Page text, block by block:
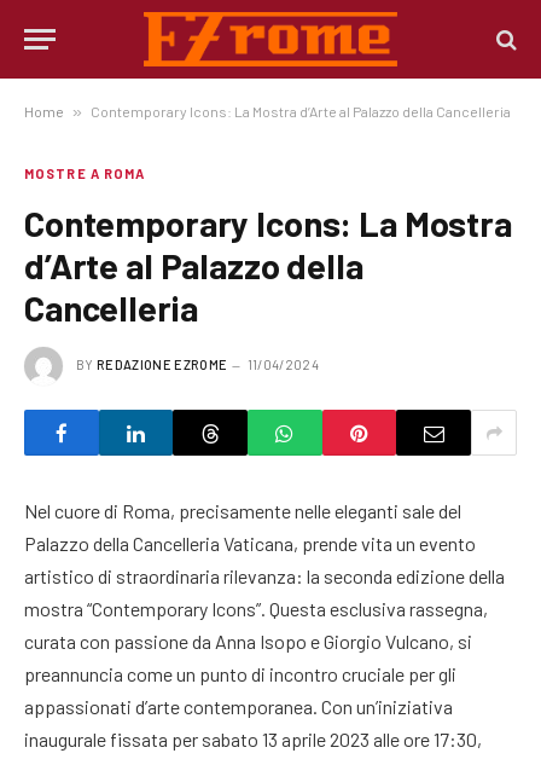
Home » Contemporary Icons: La Mostra d’Arte al Palazzo della Cancelleria
MOSTRE A ROMA
Contemporary Icons: La Mostra
d’Arte al Palazzo della
Cancelleria
BY REDAZIONE EZROME 11/04/2024
Nel cuore di Roma, precisamente nelle eleganti sale del
Palazzo della Cancelleria Vaticana, prende vita un evento
artistico di straordinaria rilevanza: la seconda edizione della
mostra “Contemporary Icons”. Questa esclusiva rassegna,
curata con passione da Anna Isopo e Giorgio Vulcano, si
preannuncia come un punto di incontro cruciale per gli
appassionati d’arte contemporanea. Con un’iniziativa
inaugurale fissata per sabato 13 aprile 2023 alle ore 17:30,